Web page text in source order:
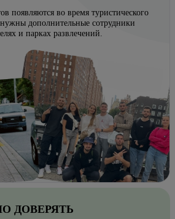
появляются во время туристического
дополнительные сотрудники
и парках развлечений.
ДОВЕРЯТЬ